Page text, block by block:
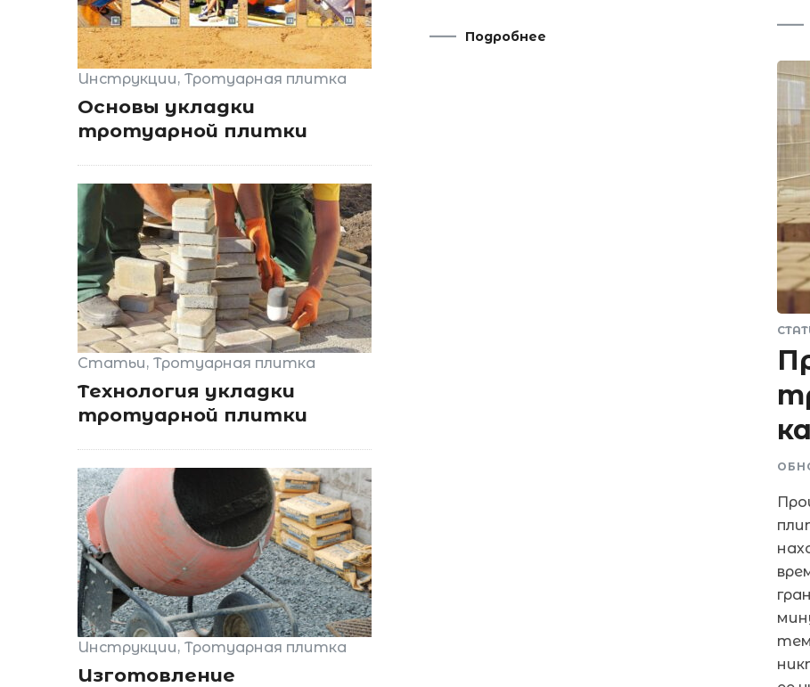
Подробнее
Инструкции Тротуарная плитка
Основы укладки
тротуарной плитки
Статьи Тротуарная плитка
Технология укладки
тротуарной плитки
Инструкции Тротуарная плитка
Изготовление